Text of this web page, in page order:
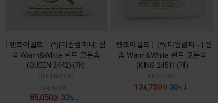
엔조이퀼트
(*)[더웜컴퍼니] 웜
솜 Warm&White 퀼트 코튼솜
(QUEEN 2442) (개)
QUEEN 2442
124,900원
85,050원 32%
엔조이퀼트
(*)[더웜컴퍼니] 웜
솜 Warm&White 퀼트 코튼솜
(KING 2451) (개)
KING 2451
134,750원 30%